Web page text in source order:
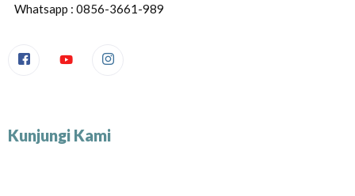
Whatsapp : 0856-3661-989
Kunjungi Kami